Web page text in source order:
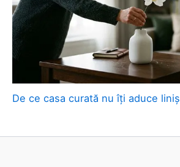
De ce casa curată nu îți aduce